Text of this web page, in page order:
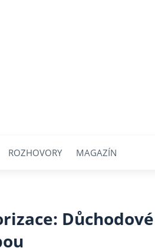
ROZHOVORY MAGAZÍN
Důchodové